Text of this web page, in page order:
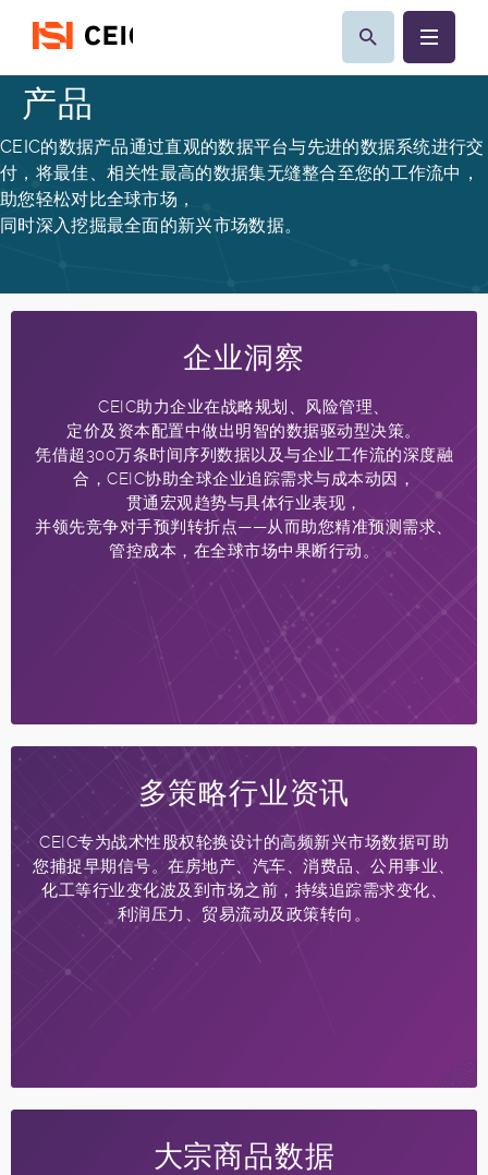
产品
CEIC的数据产品通过直观的数据平台与先进的数据系统进行交
付，将最佳、相关性最高的数据集无缝整合至您的工作流中，
助您轻松对比全球市场，
同时深入挖掘最全面的新兴市场数据。
企业洞察
CEIC助力企业在战略规划、风险管理、
定价及资本配置中做出明智的数据驱动型决策。
凭借超300万条时间序列数据以及与企业工作流的深度融
合，CEIC协助全球企业追踪需求与成本动因，
贯通宏观趋势与具体行业表现，
并领先竞争对手预判转折点——从而助您精准预测需求、
管控成本，在全球市场中果断行动。
多策略行业资讯
CEIC专为战术性股权轮换设计的高频新兴市场数据可助
您捕捉早期信号。在房地产、汽车、消费品、公用事业、
化工等行业变化波及到市场之前，持续追踪需求变化、
利润压力、贸易流动及政策转向。
大宗商品数据